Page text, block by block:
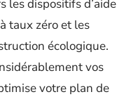
les dispositifs d’aide
taux zéro et les
écologique.
vos
votre plan de